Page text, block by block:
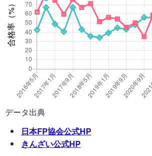
データ出典
日本FP協会公式HP
きんざい公式HP